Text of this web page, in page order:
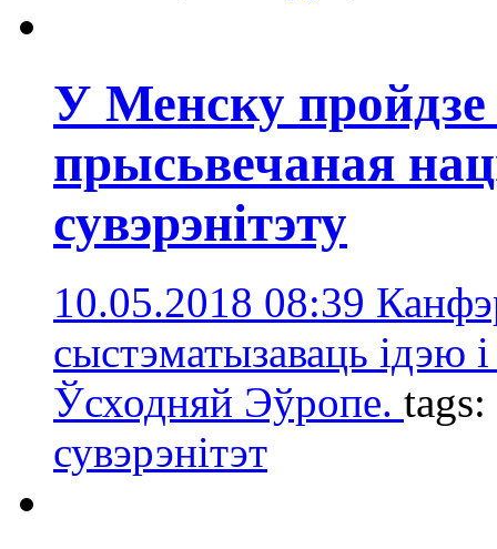
У Менску
прысьвечаная
сувэрэнітэту
10.05.2018 08:39
сыстэматызаваць ідэю
Ўсходняй Эўропе. tags:
сувэрэнітэт